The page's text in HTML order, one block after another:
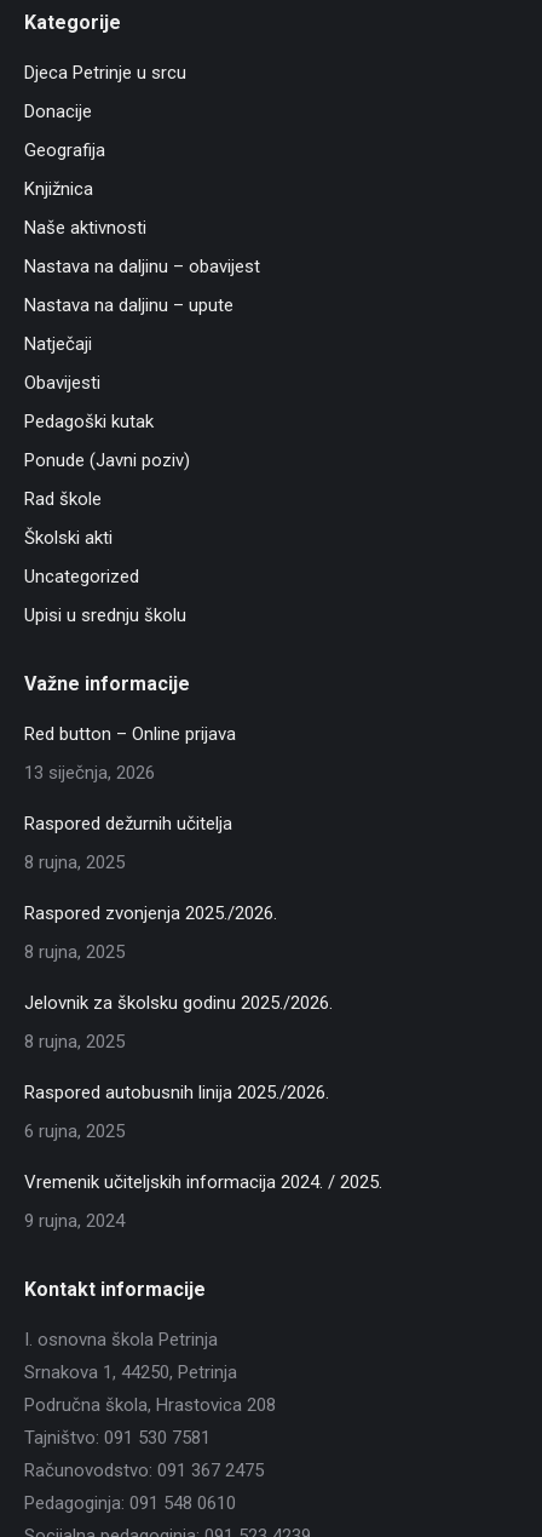
Kategorije
Djeca Petrinje u srcu
Donacije
Geografija
Knjižnica
Naše aktivnosti
Nastava na daljinu – obavijest
Nastava na daljinu – upute
Natječaji
Obavijesti
Pedagoški kutak
Ponude (Javni poziv)
Rad škole
Školski akti
Uncategorized
Upisi u srednju školu
Važne informacije
Red button – Online prijava
13 siječnja, 2026
Raspored dežurnih učitelja
8 rujna, 2025
Raspored zvonjenja 2025./2026.
8 rujna, 2025
Jelovnik za školsku godinu 2025./2026.
8 rujna, 2025
Raspored autobusnih linija 2025./2026.
6 rujna, 2025
Vremenik učiteljskih informacija 2024. / 2025.
9 rujna, 2024
Kontakt informacije
I. osnovna škola Petrinja
Srnakova 1, 44250, Petrinja
Područna škola, Hrastovica 208
Tajništvo: 091 530 7581
Računovodstvo: 091 367 2475
Pedagoginja: 091 548 0610